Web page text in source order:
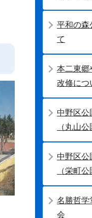
平和の森
て
本二東郷
改修につ
中野区公
（丸山公
中野区公
（栄町公
名勝哲学
会